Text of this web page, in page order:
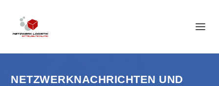
NETZWERKNACHRICHTEN UND